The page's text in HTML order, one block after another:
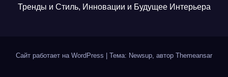
Тренды и Стиль, Инновации и Будущее Интерьера
Сайт работает на WordPress Тема: Newsup, автор Themeansar